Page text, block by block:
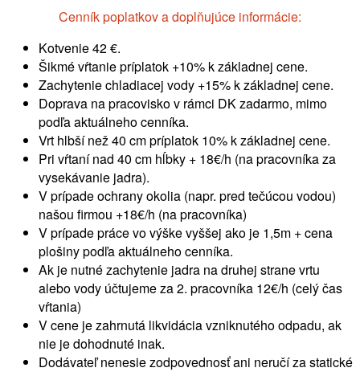
Cenník poplatkov a doplňujúce informácie:
Kotvenie 42 €.
Šikmé vŕtanie príplatok +10% k základnej cene.
Zachytenie chladiacej vody +15% k základnej cene.
Doprava na pracovisko v rámci DK zadarmo, mimo
podľa aktuálneho cenníka.
Vrt hlbší než 40 cm príplatok 10% k základnej cene.
Pri vŕtaní nad 40 cm hĺbky + 18€/h (na pracovníka za
vysekávanie jadra).
V prípade ochrany okolia (napr. pred tečúcou vodou)
našou firmou +18€/h (na pracovníka)
V prípade práce vo výške vyššej ako je 1,5m + cena
plošiny podľa aktuálneho cenníka.
Ak je nutné zachytenie jadra na druhej strane vrtu
alebo vody účtujeme za 2. pracovníka 12€/h (celý čas
vŕtania)
V cene je zahrnutá likvidácia vzniknutého odpadu, ak
nie je dohodnuté inak.
Dodávateľ nenesie zodpovednosť ani neručí za statické